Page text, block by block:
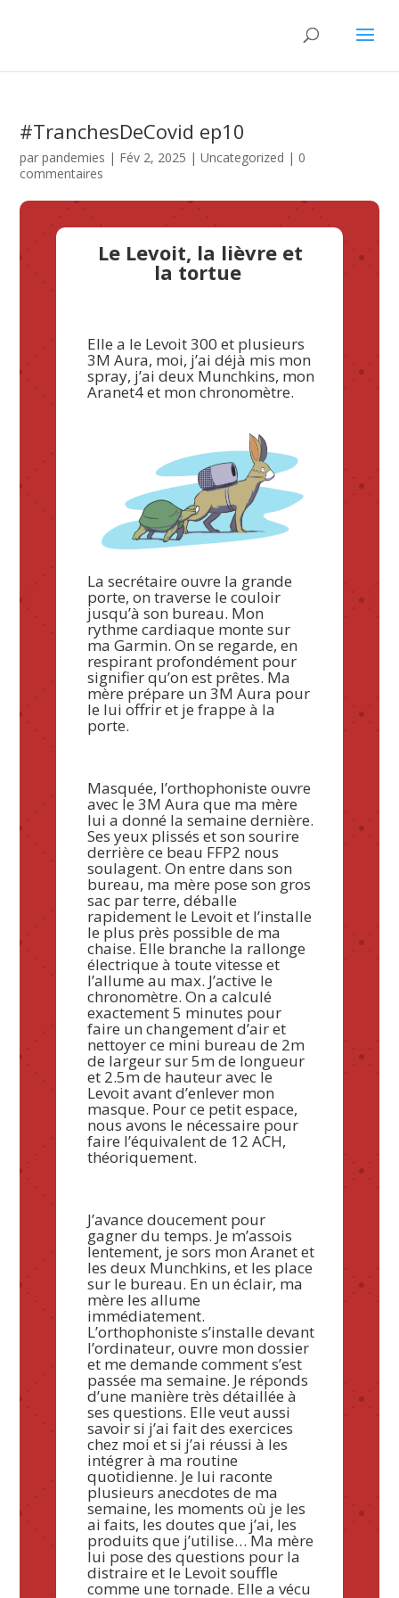
#TranchesDeCovid ep10
parpandemies | Fév 2, 2025 |Uncategorized | 0
commentaires
Le Levoit, la lièvre et
la tortue
Elle a le Levoit 300 et plusieurs
3M Aura, moi, j’ai déjà mis mon
spray, j’ai deux Munchkins, mon
Aranet4 et mon chronomètre.
La secrétaire ouvre la grande
porte, on traverse le couloir
jusqu’à son bureau. Mon
rythme cardiaque monte sur
ma Garmin. On se regarde, en
respirant profondément pour
signifier qu’on est prêtes. Ma
mère prépare un 3M Aura pour
le lui offrir et je frappe à la
porte.
Masquée, l’orthophoniste ouvre
avec le 3M Aura que ma mère
lui a donné la semaine dernière.
Ses yeux plissés et son sourire
derrière ce beau FFP2 nous
soulagent. On entre dans son
bureau, ma mère pose son gros
sac par terre, déballe
rapidement le Levoit et l’installe
le plus près possible de ma
chaise. Elle branche la rallonge
électrique à toute vitesse et
l’allume au max. J’active le
chronomètre. On a calculé
exactement 5 minutes pour
faire un changement d’air et
nettoyer ce mini bureau de 2m
de largeur sur 5m de longueur
et 2.5m de hauteur avec le
Levoit avant d’enlever mon
masque. Pour ce petit espace,
nous avons le nécessaire pour
faire l’équivalent de 12 ACH,
théoriquement.
J’avance doucement pour
gagner du temps. Je m’assois
lentement, je sors mon Aranet et
les deux Munchkins, et les place
sur le bureau. En un éclair, ma
mère les allume
immédiatement.
L’orthophoniste s’installe devant
l’ordinateur, ouvre mon dossier
et me demande comment s’est
passée ma semaine. Je réponds
d’une manière très détaillée à
ses questions. Elle veut aussi
savoir si j’ai fait des exercices
chez moi et si j’ai réussi à les
intégrer à ma routine
quotidienne. Je lui raconte
plusieurs anecdotes de ma
semaine, les moments où je les
ai faits, les doutes que j’ai, les
produits que j’utilise… Ma mère
lui pose des questions pour la
distraire et le Levoit souffle
comme une tornade. Elle a vécu